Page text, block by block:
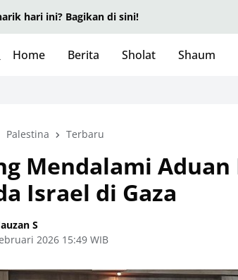
hari ini? Bagikan di sini!
Home Berita Sholat Shaum
Palestina Terbaru
Mendalami
Israel di Gaza
S
2026 15:49 WIB